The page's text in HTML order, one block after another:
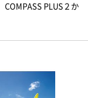
COMPASS PLUS２か